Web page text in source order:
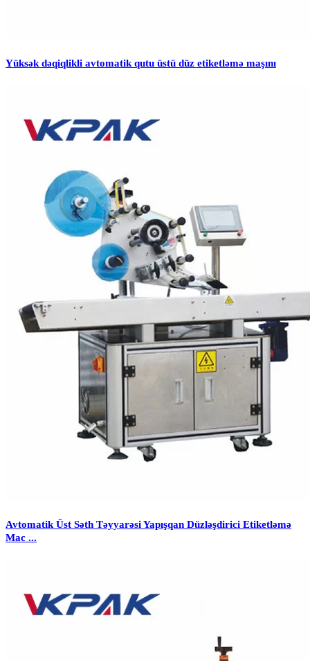
Yüksək dəqiqlikli avtomatik qutu üstü düz etiketləmə maşını
Avtomatik Üst Səth Təyyarəsi Yapışqan Düzləşdirici Etiketləmə
Mac ...